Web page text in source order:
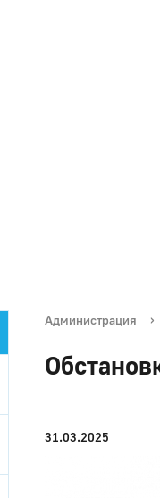
Администрация ›
31.03.2025